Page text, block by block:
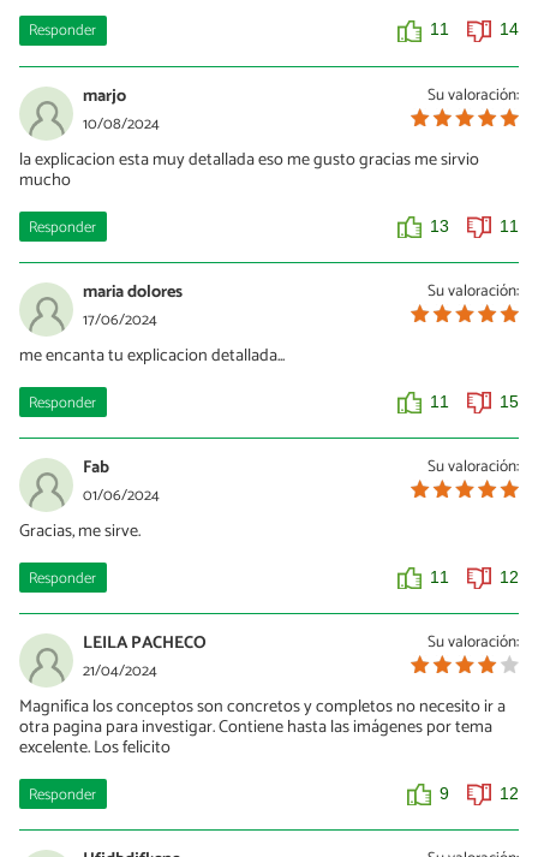
Responder 11 14
Su valoración:
marjo
10/08/2024
la explicacion esta muy detallada eso me gusto gracias me sirvio
mucho
Responder 13 11
Su valoración:
maria dolores
17/06/2024
me encanta tu explicacion detallada...
Responder 11 15
Su valoración:
Fab
01/06/2024
Gracias, me sirve.
Responder 11 12
Su valoración:
LEILA PACHECO
21/04/2024
Magnifica los conceptos son concretos y completos no necesito ir a
otra pagina para investigar. Contiene hasta las imágenes por tema
excelente. Los felicito
Responder 9 12